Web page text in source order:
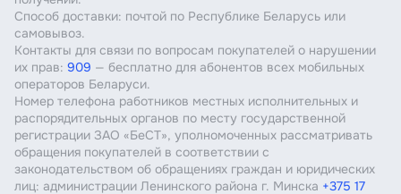
Способ доставки: почтой по Республике Беларусь или
самовывоз.
Контакты для связи по вопросам покупателей о нарушении
их прав: 909 — бесплатно для абонентов всех мобильных
операторов Беларуси.
Номер телефона работников местных исполнительных и
распорядительных органов по месту государственной
регистрации ЗАО «БеСТ», уполномоченных рассматривать
обращения покупателей в соответствии с
законодательством об обращениях граждан и юридических
лиц: администрации Ленинского района г. Минска +375 17